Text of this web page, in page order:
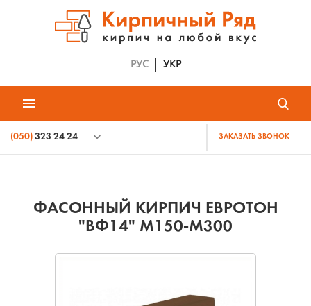
РУС УКР
(050) 323 24 24 ЗАКАЗАТЬ ЗВОНОК
ФАСОННЫЙ КИРПИЧ ЕВРОТОН
"ВФ14" М150-М300